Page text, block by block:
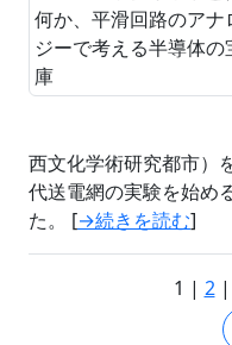
西文化学術研究都市）
代送電網の実験を始め
た。 [→続きを読む]
1 | 2|